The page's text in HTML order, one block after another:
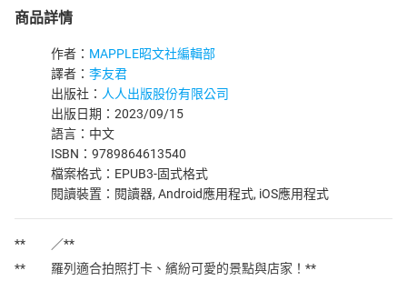
商品詳情
作者： MAPPLE昭文社編輯部
譯者： 李友君
出版社： 人人出版股份有限公司
出版日期：2023/09/15
語言：中文
ISBN：9789864613540
檔案格式：EPUB3-固式格式
閱讀裝置：閱讀器, Android應用程式, iOS應用程式
** ／**
** 羅列適合拍照打卡、繽紛可愛的景點與店家！**